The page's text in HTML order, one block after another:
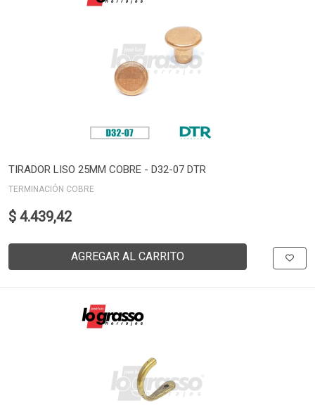
TIRADOR LISO 25MM COBRE - D32-07 DTR
TERMINACIÓN COBRE
$ 4.439,42
AGREGAR AL CARRITO